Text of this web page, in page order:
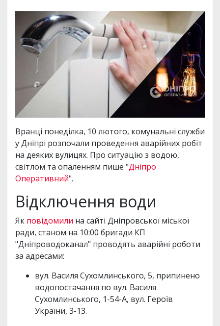
Вранці понеділка, 10 лютого, комунальні служби
у Дніпрі розпочали проведення аварійних робіт
на деяких вулицях. Про ситуацію з водою,
світлом та опаленням пише "Дніпро
Оперативний".
Відключення води
Як повідомили на сайті Дніпровської міської
ради, станом на 10:00 бригади КП
"Дніпроводоканал" проводять аварійні роботи
за адресами:
вул. Василя Сухомлинського, 5, припинено
водопостачання по вул. Василя
Сухомлинського, 1-54-А, вул. Героїв
України, 3-13.